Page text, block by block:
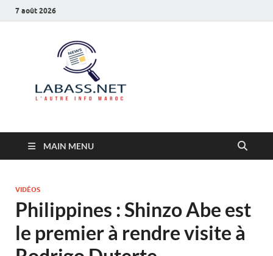
7 août 2026
MAIN MENU
VIDÉOS
Philippines : Shinzo Abe est
le premier à rendre visite à